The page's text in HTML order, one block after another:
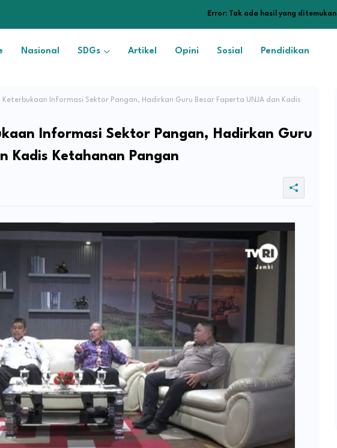
Error: Tak ada hasil yang ditemukan
Nasional SDGs Artikel Opini Sosial Pendidikan
Keterbukaan Informasi Sektor Pangan, Hadirkan Guru Besar Faperta UNJA dan Kadis
Informasi Sektor Pangan, Hadirkan Guru
Kadis Ketahanan Pangan